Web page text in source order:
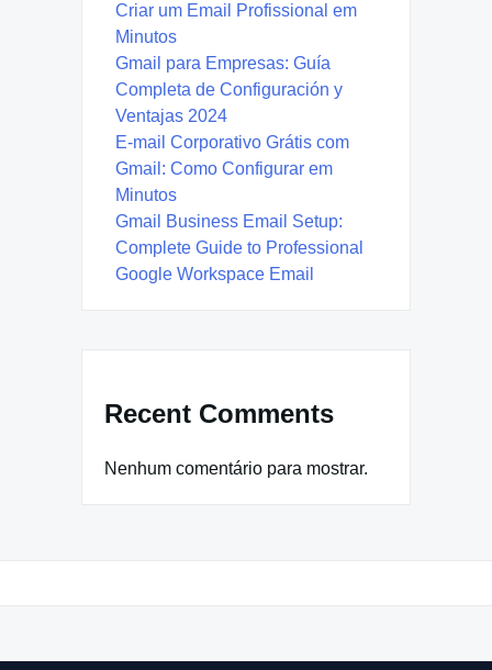
Criar um Email Profissional em
Minutos
Gmail para Empresas: Guía
Completa de Configuración y
Ventajas 2024
E-mail Corporativo Grátis com
Gmail: Como Configurar em
Minutos
Gmail Business Email Setup:
Complete Guide to Professional
Google Workspace Email
Recent Comments
Nenhum comentário para mostrar.